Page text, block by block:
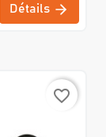
Détails
favorite_border